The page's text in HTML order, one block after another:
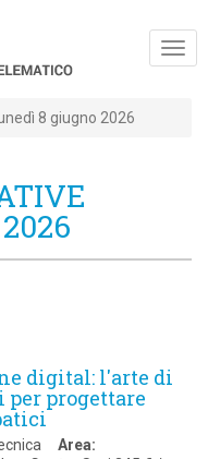
8 giugno 2026
digital: l'arte di
progettare
Area: